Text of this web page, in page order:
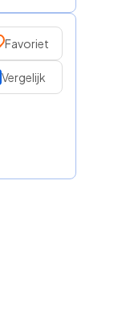
Favoriet
Vergelijk